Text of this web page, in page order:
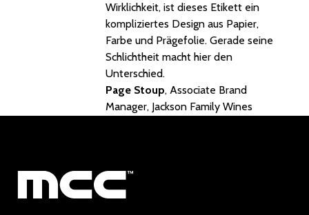
Wirklichkeit, ist dieses Etikett ein
kompliziertes Design aus Papier,
Farbe und Prägefolie. Gerade seine
Schlichtheit macht hier den
Unterschied.
Page Stoup, Associate Brand
Manager, Jackson Family Wines